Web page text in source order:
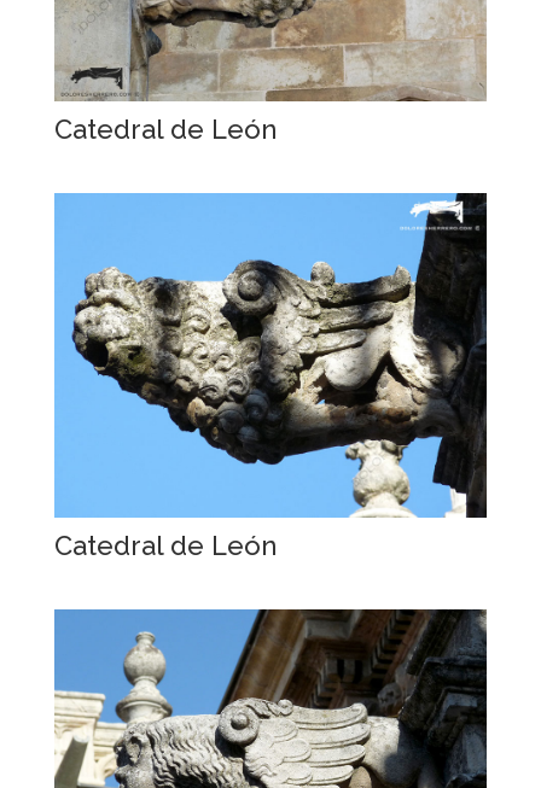
Catedral de León
Catedral de León